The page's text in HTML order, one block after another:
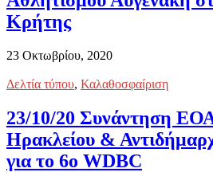
Κρήτης
23 Οκτωβρίου, 2020
Δελτία τύπου, Καλαθοσφαίριση
23/10/20 Συνάντηση
Ηρακλείου &
για το 6ο WDBC